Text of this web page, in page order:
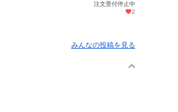
注文受付停止中
2
みんなの投稿を見る